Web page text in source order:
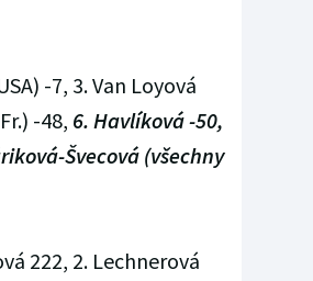
-7, 3. Van Loyová
-48, 6. Havlíková -50,
Švecová (všechny
222, 2. Lechnerová